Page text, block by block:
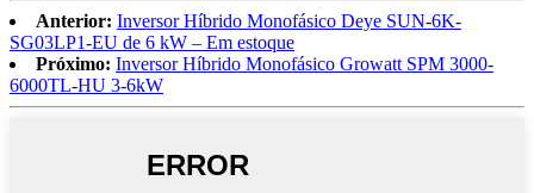
Anterior: Inversor Híbrido Monofásico Deye SUN-6K-
SG03LP1-EU de 6 kW – Em estoque
Próximo: Inversor Híbrido Monofásico Growatt SPM 3000-
6000TL-HU 3-6kW